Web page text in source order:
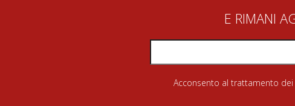
E RIMANI
Acconsento al trattamento